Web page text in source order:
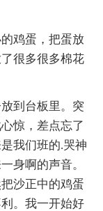
鸡蛋，把蛋放
很多很多棉花
到台板里。突
惊，差点忘了
我们班的.哭神
身啊的声音。
沙正中的鸡蛋
。我一开始好